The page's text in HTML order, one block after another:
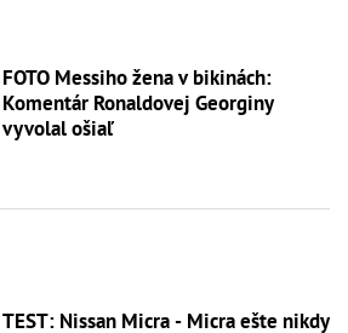
FOTO Messiho žena v bikinách:
Komentár Ronaldovej Georginy
vyvolal ošiaľ
TEST: Nissan Micra - Micra ešte nikdy